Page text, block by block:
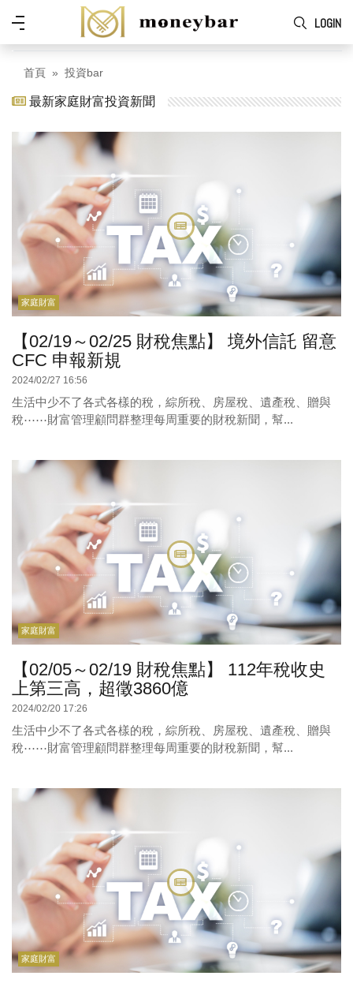
Skip to main content
LOGIN
功
首頁 投資bar
最新家庭財富投資新聞
家庭財富
【02/19～02/25 財稅焦點】 境外信託 留意
CFC 申報新規
2024/02/27 16:56
生活中少不了各式各樣的稅，綜所稅、房屋稅、遺產稅、贈與
稅⋯⋯財富管理顧問群整理每周重要的財稅新聞，幫...
家庭財富
【02/05～02/19 財稅焦點】 112年稅收史
上第三高，超徵3860億
2024/02/20 17:26
生活中少不了各式各樣的稅，綜所稅、房屋稅、遺產稅、贈與
稅⋯⋯財富管理顧問群整理每周重要的財稅新聞，幫...
家庭財富